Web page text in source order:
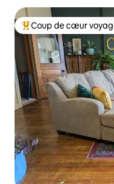
Coup de cœur
Coup de cœur